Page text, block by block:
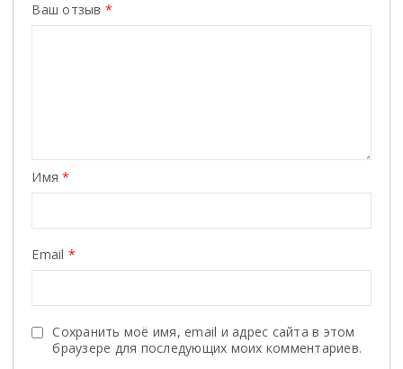
Ваш отзыв *
Имя*
Email *
Сохранить моё имя, email и адрес сайта в этом
браузере для последующих моих комментариев.